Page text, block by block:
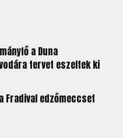
a Duna
tervet eszeltek ki
Fradival edzőmeccset